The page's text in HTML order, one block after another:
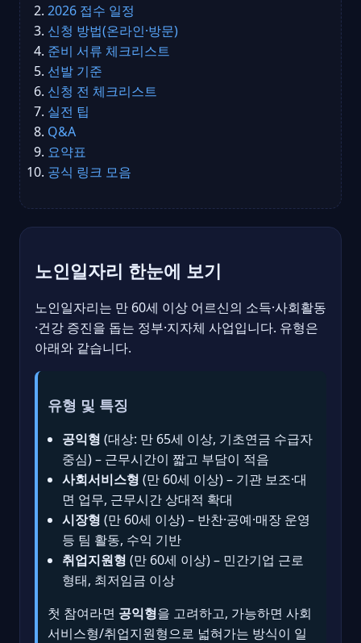
2026 접수 일정
신청 방법(온라인·방문)
준비 서류 체크리스트
선발 기준
신청 전 체크리스트
실전 팁
Q&A
요약표
공식 링크 모음
노인일자리 한눈에 보기
노인일자리는 만 60세 이상 어르신의 소득·사회활동
·건강 증진을 돕는 정부·지자체 사업입니다. 유형은
아래와 같습니다.
유형 및 특징
공익형 (대상: 만 65세 이상, 기초연금 수급자
중심) – 근무시간이 짧고 부담이 적음
사회서비스형 (만 60세 이상) – 기관 보조·대
면 업무, 근무시간 상대적 확대
시장형 (만 60세 이상) – 반찬·공예·매장 운영
등 팀 활동, 수익 기반
취업지원형 (만 60세 이상) – 민간기업 근로
형태, 최저임금 이상
첫 참여라면 공익형을 고려하고, 가능하면 사회
서비스형/취업지원형으로 넓혀가는 방식이 일